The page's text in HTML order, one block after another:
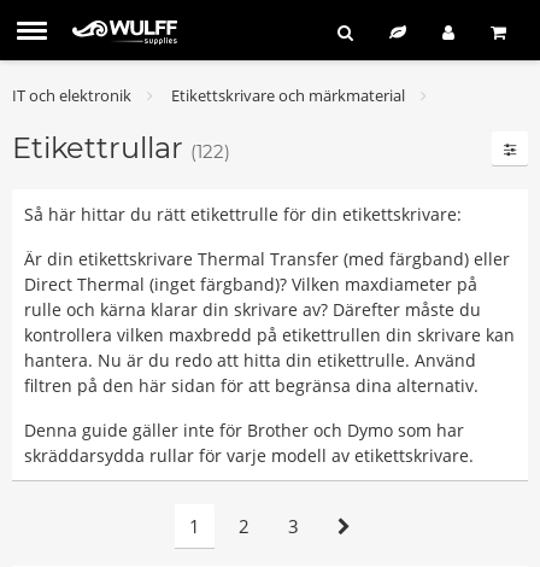
IT och elektronik Etikettskrivare och märkmaterial
Etikettrullar (122)
Så här hittar du rätt etikettrulle för din etikettskrivare:
Är din etikettskrivare Thermal Transfer (med färgband) eller
Direct Thermal (inget färgband)? Vilken maxdiameter på
rulle och kärna klarar din skrivare av? Därefter måste du
kontrollera vilken maxbredd på etikettrullen din skrivare kan
hantera. Nu är du redo att hitta din etikettrulle. Använd
filtren på den här sidan för att begränsa dina alternativ.
Denna guide gäller inte för Brother och Dymo som har
skräddarsydda rullar för varje modell av etikettskrivare.
1 2 3